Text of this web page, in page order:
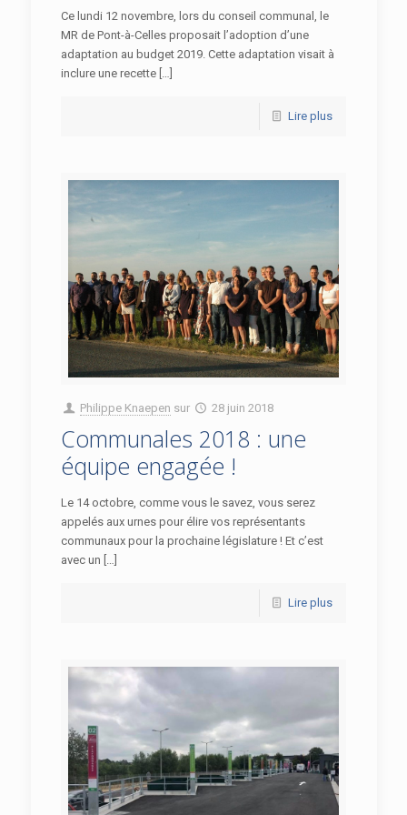
Ce lundi 12 novembre, lors du conseil communal, le
MR de Pont-à-Celles proposait l’adoption d’une
adaptation au budget 2019. Cette adaptation visait à
inclure une recette […]
Lire plus
Philippe Knaepen sur 28 juin 2018
Communales 2018 : une
équipe engagée !
Le 14 octobre, comme vous le savez, vous serez
appelés aux urnes pour élire vos représentants
communaux pour la prochaine législature ! Et c’est
avec un […]
Lire plus